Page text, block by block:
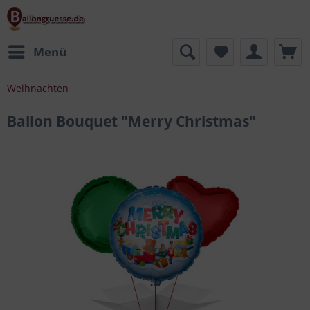
Menü
Weihnachten
Ballon Bouquet "Merry Christmas"